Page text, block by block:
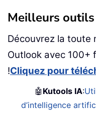
Meilleurs
Découvrez la toute
Outlook avec 100+
!Cliquez pour
🤖 Kutools IA:
d’intelligence